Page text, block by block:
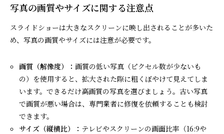
写真の画質やサイズに関する注意点
スライドショーは大きなスクリーンに映し出されることが多いた
め、写真の画質やサイズには注意が必要です。
画質（解像度）：画質の低い写真（ピクセル数が少ないも
の）を使用すると、拡大された際に粗くぼやけて見えてしま
います。できるだけ高画質の写真を選びましょう。古い写真
で画質が悪い場合は、専門業者に修復を依頼することも検討
できます。
サイズ（縦横比）： テレビやスクリーンの画面比率（16:9や